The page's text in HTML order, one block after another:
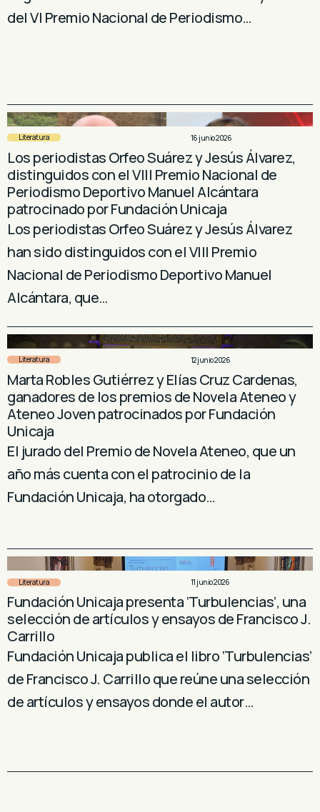
del VI Premio Nacional de Periodismo…
Literatura 16 junio 2026
Los periodistas Orfeo Suárez y Jesús Álvarez,
distinguidos con el VIII Premio Nacional de
Periodismo Deportivo Manuel Alcántara
patrocinado por Fundación Unicaja
Los periodistas Orfeo Suárez y Jesús Álvarez
han sido distinguidos con el VIII Premio
Nacional de Periodismo Deportivo Manuel
Alcántara, que…
Literatura 12 junio 2026
Marta Robles Gutiérrez y Elías Cruz Cardenas,
ganadores de los premios de Novela Ateneo y
Ateneo Joven patrocinados por Fundación
Unicaja
El jurado del Premio de Novela Ateneo, que un
año más cuenta con el patrocinio de la
Fundación Unicaja, ha otorgado…
Literatura 11 junio 2026
Fundación Unicaja presenta ‘Turbulencias’, una
selección de artículos y ensayos de Francisco J.
Carrillo
Fundación Unicaja publica el libro ‘Turbulencias’
de Francisco J. Carrillo que reúne una selección
de artículos y ensayos donde el autor…